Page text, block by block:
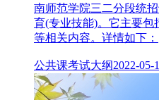
南师范学院三二分段统
育(专业技能)。它主要
等相关内容。详情如下：
公共课考试大纲2022-05-